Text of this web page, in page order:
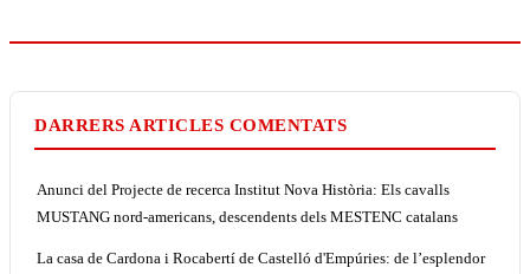
DARRERS ARTICLES COMENTATS
Anunci del Projecte de recerca Institut Nova Història: Els cavalls
MUSTANG nord-americans, descendents dels MESTENC catalans
La casa de Cardona i Rocabertí de Castelló d'Empúries: de l’esplendor